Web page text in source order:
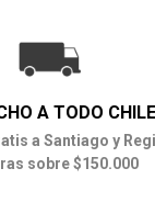
A TODO CHILE
a Santiago y
sobre $150.000